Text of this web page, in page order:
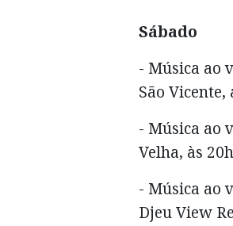
Sábado
- Música ao
São
- Música ao
Velha, às
- Música ao
Djeu View